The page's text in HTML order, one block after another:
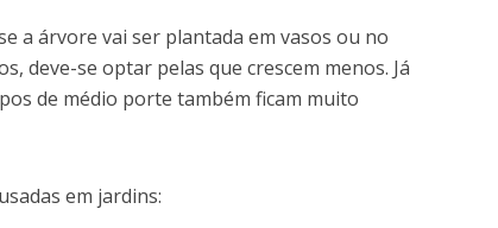
a árvore vai ser plantada em vasos ou no
deve-se optar pelas que crescem menos. Já
de médio porte também ficam muito
em jardins: